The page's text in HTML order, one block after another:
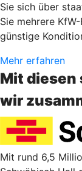
Sie sich über
Sie mehrere
günstige
Mehr erfahren
Mit diesen
wir
Mit rund 6,5